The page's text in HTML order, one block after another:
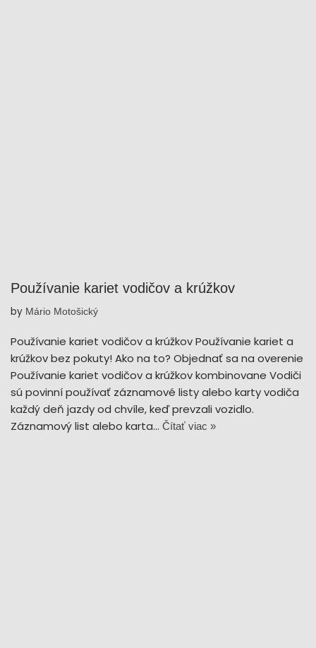
Používanie kariet vodičov a krúžkov
by Mário Motošický
Používanie kariet vodičov a krúžkov Používanie kariet a
krúžkov bez pokuty! Ako na to? Objednať sa na overenie
Používanie kariet vodičov a krúžkov kombinovane Vodiči
sú povinní používať záznamové listy alebo karty vodiča
každý deň jazdy od chvíle, keď prevzali vozidlo.
Záznamový list alebo karta… Čítať viac »